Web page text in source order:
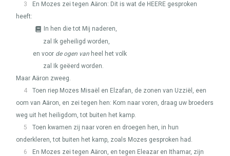
3
En Mozes zei tegen Aäron: Dit is wat de HEERE gesproken
heeft:
In hen die tot Mij naderen,
zal Ik geheiligd worden,
en voor de ogen van heel het volk
zal Ik geëerd worden.
Maar Aäron zweeg.
4
Toen riep Mozes Misaël en Elzafan, de zonen van Uzziël, een
oom van Aäron, en zei tegen hen: Kom naar voren, draag uw broeders
weg uit het heiligdom, tot buiten het kamp.
5
Toen kwamen zij naar voren en droegen hen, in hun
onderkleren, tot buiten het kamp, zoals Mozes gesproken had.
6
En Mozes zei tegen Aäron, en tegen Eleazar en Ithamar, zijn